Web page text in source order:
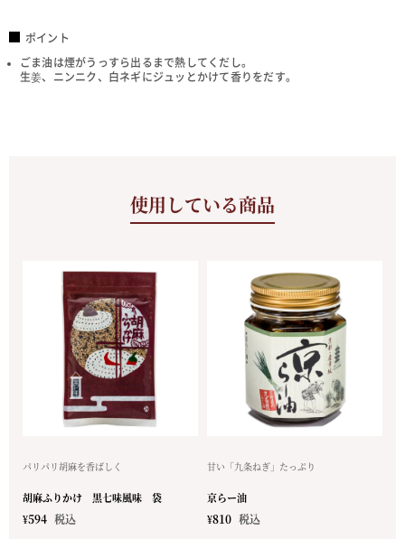
ポイント
ごま油は煙がうっすら出るまで熱してくだし。
生姜、ニンニク、白ネギにジュッとかけて香りをだす。
使用している商品
パリパリ胡麻を香ばしく
胡麻ふりかけ 黒七味風味 袋
¥594 税込
甘い「九条ねぎ」たっぷり
京らー油
¥810 税込